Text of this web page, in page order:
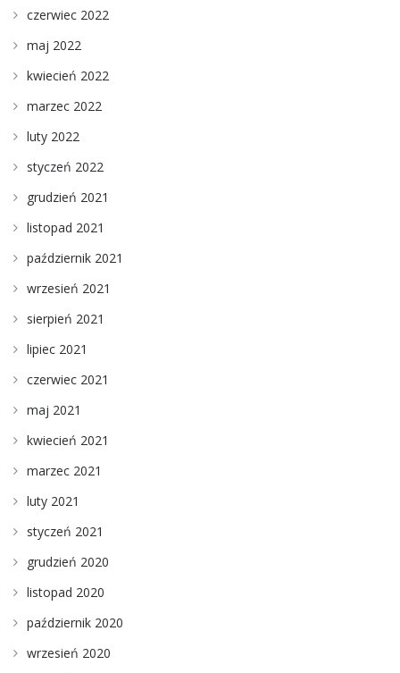
czerwiec 2022
maj 2022
kwiecień 2022
marzec 2022
luty 2022
styczeń 2022
grudzień 2021
listopad 2021
październik 2021
wrzesień 2021
sierpień 2021
lipiec 2021
czerwiec 2021
maj 2021
kwiecień 2021
marzec 2021
luty 2021
styczeń 2021
grudzień 2020
listopad 2020
październik 2020
wrzesień 2020